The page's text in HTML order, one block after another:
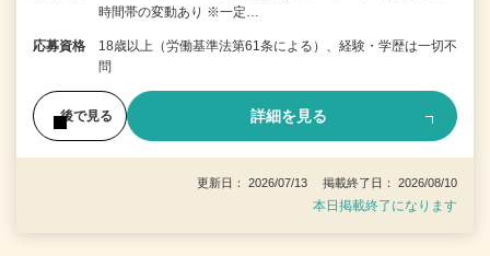
時間帯の変動あり ※一定…
応募資格
18歳以上（労働基準法第61条による）、経験・学歴は一切不
問
後で見る 詳細を見る
更新日： 2026/07/13 掲載終了日： 2026/08/10
本日掲載終了になります